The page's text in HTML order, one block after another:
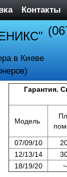
Контакты
в Киеве
Гарантия.
Модель
07/09/10
12/13/14
18/19/20